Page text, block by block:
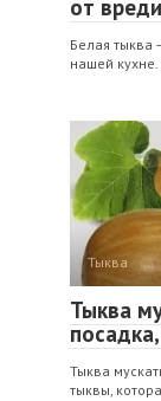
от
Белая тыква
нашей кухне.
Тыква
Тыква
Тыква
тыквы,